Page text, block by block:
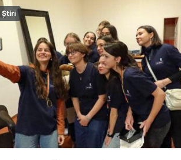
Știri